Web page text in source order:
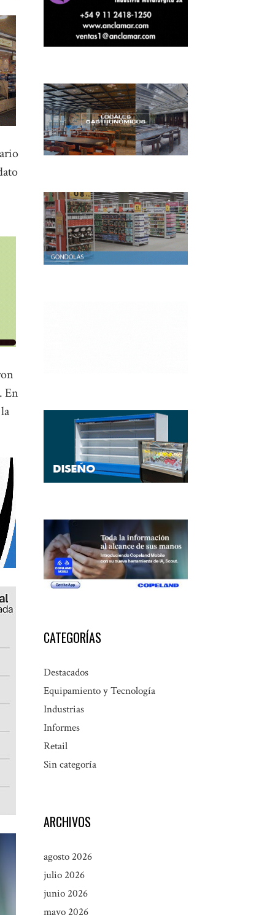
En
CATEGORÍAS
Destacados
Equipamiento y Tecnología
Industrias
Informes
Retail
Sin categoría
ARCHIVOS
agosto 2026
julio 2026
junio 2026
mayo 2026